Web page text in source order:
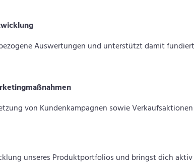
Auswertungen und unterstützt damit
von Kundenkampagnen sowie
unseres Produktportfolios und bringst dich